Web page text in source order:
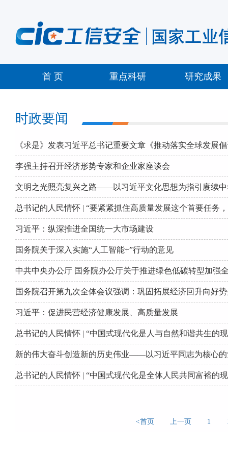
首 页 重点科研 研究成果
时政要闻
《求是》发表习近平总书记重要文章《推动落实全球发展
李强主持召开经济形势专家和企业家座谈会
文明之光照亮复兴之路——以习近平文化思想为指引赓续
总书记的人民情怀 | “要紧紧抓住高质量发展这个首要任务
习近平：纵深推进全国统一大市场建设
国务院关于深入实施“人工智能+”行动的意见
中共中央办公厅 国务院办公厅关于推进绿色低碳转型加强
国务院召开第九次全体会议强调：巩固拓展经济回升向好
习近平：促进民营经济健康发展、高质量发展
总书记的人民情怀 | “中国式现代化是人与自然和谐共生的
新的伟大奋斗创造新的历史伟业——以习近平同志为核心的
总书记的人民情怀 | “中国式现代化是全体人民共同富裕的
<首页 上一页 1